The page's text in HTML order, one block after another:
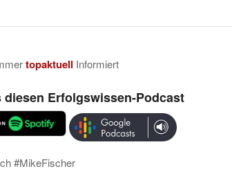
topaktuell Informiert
Erfolgswissen-Podcast
#MikeFischer